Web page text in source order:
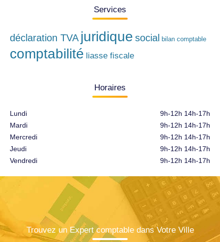
Services
déclaration TVA juridique social bilan comptable
comptabilité liasse fiscale
Horaires
Lundi
Mardi
Mercredi
Jeudi
Vendredi
9h-12h 14h-17h
9h-12h 14h-17h
9h-12h 14h-17h
9h-12h 14h-17h
9h-12h 14h-17h
Trouvez un Expert comptable dans Votre Ville